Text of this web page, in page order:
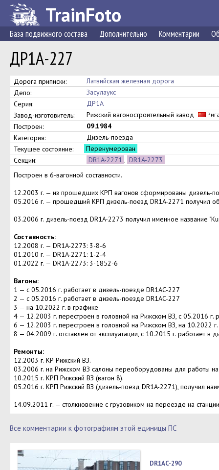
TrainFoto
База подвижного состава Дополнительно Комментарии
ДР1А-227
Дорога приписки:
Латвийская железная дорога
Депо:
Засулаукс
Серия:
ДР1А
Завод-изготовитель:
Рижский вагоностроительный завод
Построен:
09.1984
Категория:
Дизель-поезда
Текущее состояние:
Перенумерован
Секции:
DR1A-2271 , DR1A-2273
Построен в 6-вагонной составности.
12.2003 г. — из прошедших КРП вагонов сформированы дизель-
05.2016 г. — прошедший КРП дизель-поезд DR1A-2271 получил
03.2006 г. дизель-поезд DR1A-2273 получил именное название
Составность:
12.2008 г. — DR1A-2273: 3-8-6
01.2010 г. — DR1A-2271: 1-2-4
01.2022 г. — DR1A-2273: 3-1852-6
Вагоны:
1 — с 05.2016 г. работает в дизель-поезде DR1AC-227
2 — с 05.2016 г. работает в дизель-поезде DR1AC-227
3 — на 10.2022 г. в графике
4 — 12.2003 г. перестроен в головной на Рижском ВЗ, с 05.2016 г.
6 — 12.2003 г. перестроен в головной на Рижском ВЗ, на 10.2022
8 — 04.2009 г. отставлен от эксплуатации, с 10.2015 г. работает в
Ремонты:
12.2003 г. КР Рижский ВЗ.
03.2006 г. на Рижском ВЗ салоны переоборудованы для работы
10.2015 г. КРП Рижский ВЗ (вагон 8).
05.2016 г. КРП Рижский ВЗ (дизель-поезд DR1A-2271), получил
14.09.2011 г. — столкновение с грузовиком на переезде на
Все комментарии к фотографиям этой единицы ПС
DR1AC-290